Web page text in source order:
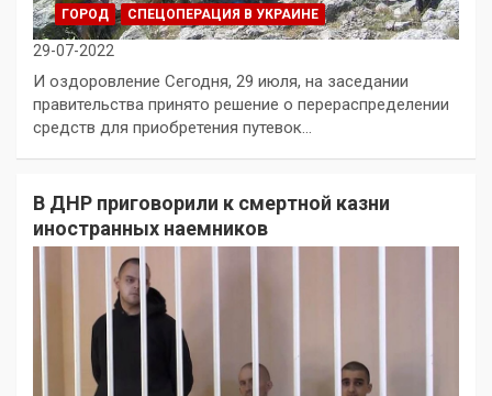
ГОРОД СПЕЦОПЕРАЦИЯ В УКРАИНЕ
29-07-2022
И оздоровление Сегодня, 29 июля, на заседании
правительства принято решение о перераспределении
средств для приобретения путевок…
В ДНР приговорили к смертной казни
иностранных наемников